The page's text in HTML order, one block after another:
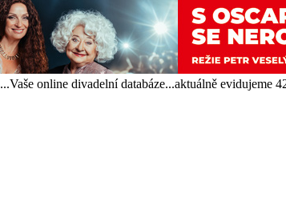
...Vaše online divadelní databáze...aktuálně evidujeme